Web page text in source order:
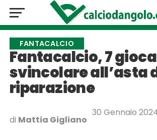
FANTACALCIO
Fantacalcio, 7
svincolare all’asta
riparazione
di Mattia Gigliano
30 Gennaio